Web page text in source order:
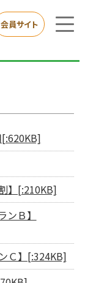
会員サイト
】[:210KB]
Ｂ】
Ｃ】[:324KB]